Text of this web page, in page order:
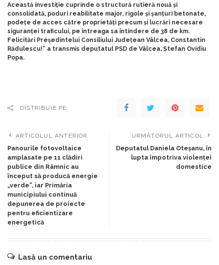
Această investiție cuprinde o structură rutieră nouă și
consolidată, poduri reabilitate major, rigole și șanțuri betonate,
podețe de acces către proprietăți precum și lucrări necesare
siguranței traficului, pe întreaga sa întindere de 38 de km.
Felicitări Președintelui Consiliului Județean Vâlcea, Constantin
Rădulescu!” a transmis deputatul PSD de Vâlcea, Ștefan Ovidiu
Popa.
DISTRIBUIE PE
ARTICOLUL ANTERIOR
Panourile fotovoltaice
amplasate pe 11 clădiri
publice din Râmnic au
început să producă energie
„verde”, iar Primăria
municipiului continuă
depunerea de proiecte
pentru eficientizare
energetică
URMĂTORUL ARTICOL
Deputatul Daniela Oteșanu, în
lupta împotriva violenței
domestice
Lasă un comentariu